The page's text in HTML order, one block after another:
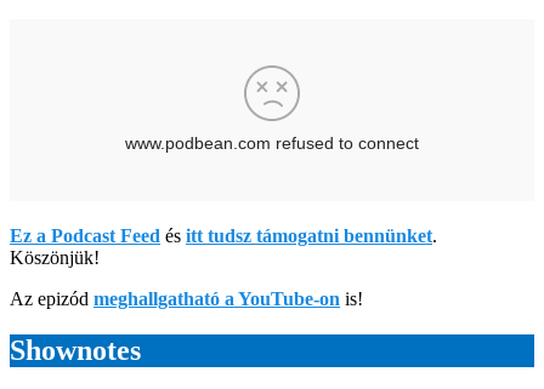
Ez a Podcast Feed és itt tudsz támogatni bennünket.
Köszönjük!
Az epizód meghallgatható a YouTube-on is!
Shownotes